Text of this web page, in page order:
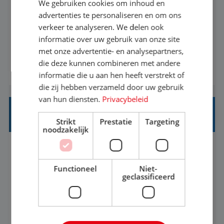
Met jouw ervaring in de reisbranche of
achtergrond in toerisme ben je klaar voor de
volgende stap. Vanaf je stoel reis je de hele
wereld over en speel je moeiteloos in op de
wensen van je team, je klant en wat er in de
reiswereld gebeurt. Met je enthousiasme weet je
klanten te overtuigen om die droomreis te
boeken! ...
BEKIJK VACATURE
REISADVISEUR ALLROUND
Aalsmeer, Noord-Holland, Nederland
33-36 uur
MBO
Een vakantie plannen is het leukste dat er is. Of
het nu voor jezelf is, of voor een ander: jij vindt
We gebruiken cookies om inhoud en
advertenties te personaliseren en om ons
verkeer te analyseren. We delen ook
informatie over uw gebruik van onze site
met onze advertentie- en analysepartners,
die deze kunnen combineren met andere
informatie die u aan hen heeft verstrekt of
die zij hebben verzameld door uw gebruik
van hun diensten. Privacybeleid
Strikt
noodzakelijk
Prestatie Targeting
Functioneel
Niet-
geclassificeerd